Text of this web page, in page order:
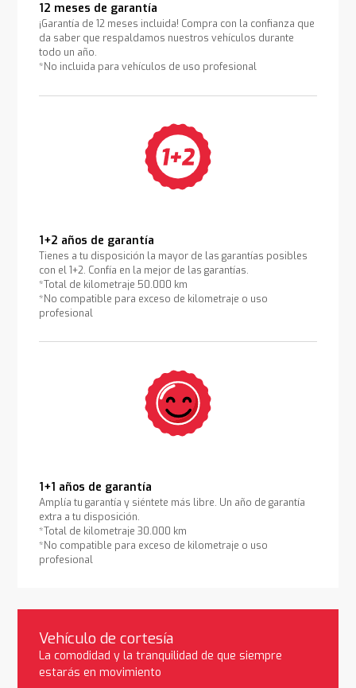
12 meses de garantía
¡Garantía de 12 meses incluida! Compra con la confianza que
da saber que respaldamos nuestros vehículos durante
todo un año.
*No incluida para vehículos de uso profesional
1+2 años de garantía
Tienes a tu disposición la mayor de las garantías posibles
con el 1+2. Confía en la mejor de las garantías.
*Total de kilometraje 50.000 km
*No compatible para exceso de kilometraje o uso
profesional
1+1 años de garantía
Amplía tu garantía y siéntete más libre. Un año de garantía
extra a tu disposición.
*Total de kilometraje 30.000 km
*No compatible para exceso de kilometraje o uso
profesional
Vehículo de cortesía
La comodidad y la tranquilidad de que siempre
estarás en movimiento